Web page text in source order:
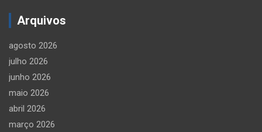
Arquivos
agosto 2026
julho 2026
junho 2026
maio 2026
abril 2026
março 2026